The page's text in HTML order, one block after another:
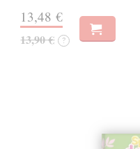
13,48 €
13,90 € ?